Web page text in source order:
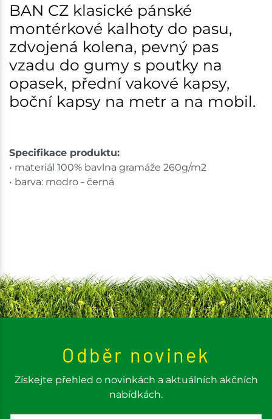
BAN CZ klasické pánské
montérkové kalhoty do pasu,
zdvojená kolena, pevný pas
vzadu do gumy s poutky na
opasek, přední vakové kapsy,
boční kapsy na metr a na mobil.
Specifikace produktu:
• materiál 100% bavlna gramáže 260g/m2
• barva: modro - černá
Odběr novinek
Získejte přehled o novinkách a aktuálních akčních
nabídkách.